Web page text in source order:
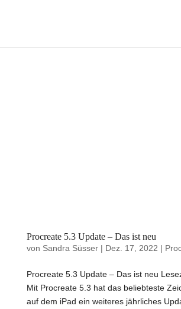
Procreate 5.3 Update – Das ist neu
von Sandra Süsser| Dez. 17, 2022 |
Procreate 5.3 Update – Das ist neu
Mit Procreate 5.3 hat das beliebteste
auf dem iPad ein weiteres jährliches